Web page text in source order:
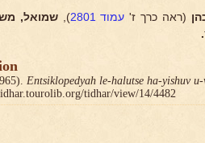
(ראה כרך ז' עמוד 2801 ), שמואל,
Entsiklopedyah le-halutse ha-yishuv
tidhar/view/14/4482